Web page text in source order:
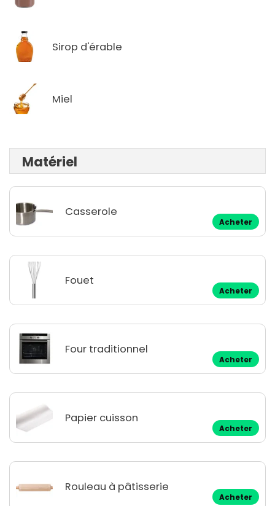
Sirop d'érable
Miel
Matériel
Casserole
Acheter
Fouet
Acheter
Four traditionnel
Acheter
Papier cuisson
Acheter
Rouleau à pâtisserie
Acheter